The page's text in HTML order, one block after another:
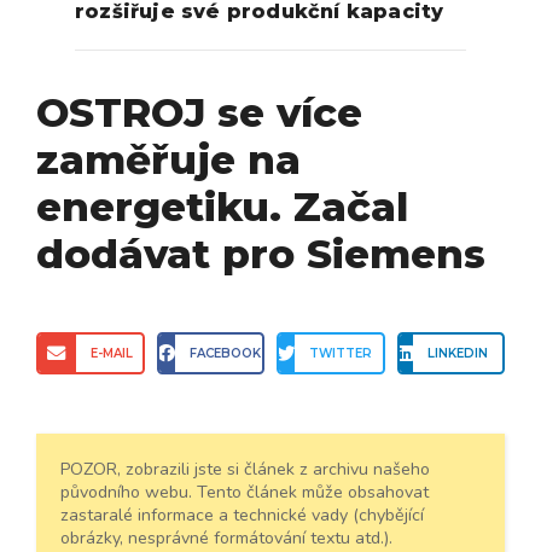
OSTROJ se více
zaměřuje na
energetiku. Začal
dodávat pro Siemens
E-MAIL FACEBOOK TWITTER LINKEDIN
POZOR, zobrazili jste si článek z archivu našeho
původního webu. Tento článek může obsahovat
zastaralé informace a technické vady (chybějící
obrázky, nesprávné formátování textu atd.).
rozšiřuje své produkční kapacity